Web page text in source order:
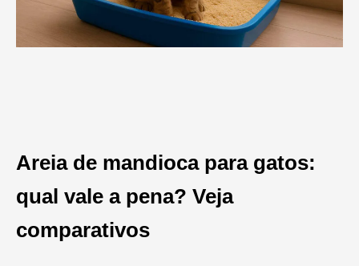
Areia de mandioca para gatos:
qual vale a pena? Veja
comparativos